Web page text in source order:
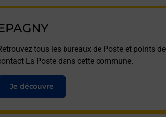
tous les bureaux de Poste et points de
La Poste dans cette commune.
Je découvre